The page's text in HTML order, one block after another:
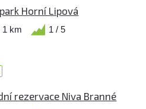
Horní Lipová
1 km 1 / 5
rezervace Niva Branné